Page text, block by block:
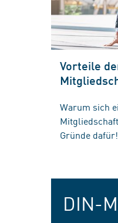
Vorteile
Warum sich
Gründe dafür!
DIN-